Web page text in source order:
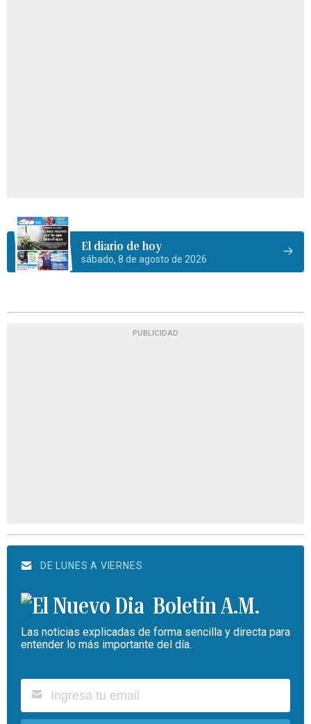
El diario de hoy
sábado, 8 de agosto de 2026
PUBLICIDAD
DE LUNES A VIERNES
Boletín A.M.
Las noticias explicadas de forma sencilla y directa para
entender lo más importante del día.